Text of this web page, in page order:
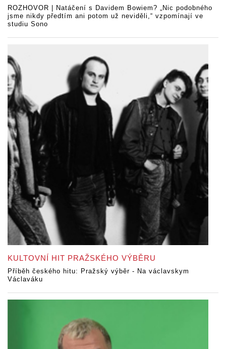
ROZHOVOR | Natáčení s Davidem Bowiem? „Nic podobného
jsme nikdy předtím ani potom už neviděli,“ vzpomínají ve
studiu Sono
KULTOVNÍ HIT PRAŽSKÉHO VÝBĚRU
Příběh českého hitu: Pražský výběr - Na václavskym
Václaváku